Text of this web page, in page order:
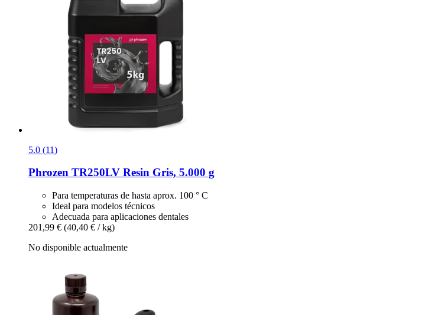
5.0 (11)
Phrozen TR250LV Resin Gris, 5.000 g
Para temperaturas de hasta aprox. 100 ° C
Ideal para modelos técnicos
Adecuada para aplicaciones dentales
201,99 € (40,40 € / kg)
No disponible actualmente